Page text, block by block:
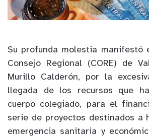
Su profunda molestia manifestó
Consejo Regional (CORE) de
Murillo Calderón, por la
llegada de los recursos que
cuerpo colegiado, para el
serie de proyectos destinados a
emergencia sanitaria y